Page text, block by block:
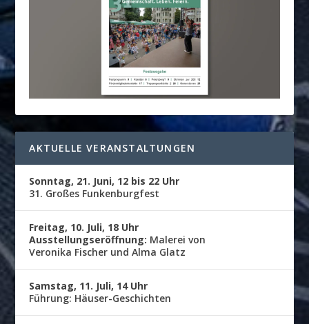
AKTUELLE VERANSTALTUNGEN
Sonntag, 21. Juni, 12 bis 22 Uhr
31. Großes Funkenburgfest
Freitag, 10. Juli, 18 Uhr
Ausstellungseröffnung: Malerei von
Veronika Fischer und Alma Glatz
Samstag, 11. Juli, 14 Uhr
Führung: Häuser-Geschichten